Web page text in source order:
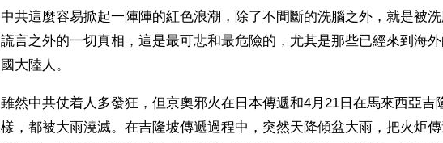
中共這麼容易掀起一陣陣的紅色浪潮，除了不間斷的洗腦之外，就是被
謊言之外的一切真相，這是最可悲和最危險的，尤其是那些已經來到海
國大陸人。
雖然中共仗着人多發狂，但京奧邪火在日本傳遞和4月21日在馬來西亞吉
樣，都被大雨澆滅。在吉隆坡傳遞過程中，突然天降傾盆大雨，把火炬